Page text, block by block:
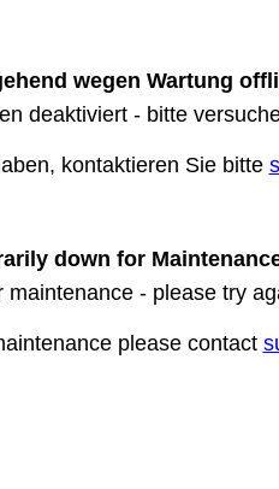
wegen Wartung
deaktiviert - bitte
kontaktieren Sie bitte
down for
- please try
please contact